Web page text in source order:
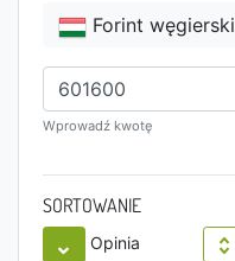
Forint węgierski
Wprowadź kwotę
SORTOWANIE
Opinia